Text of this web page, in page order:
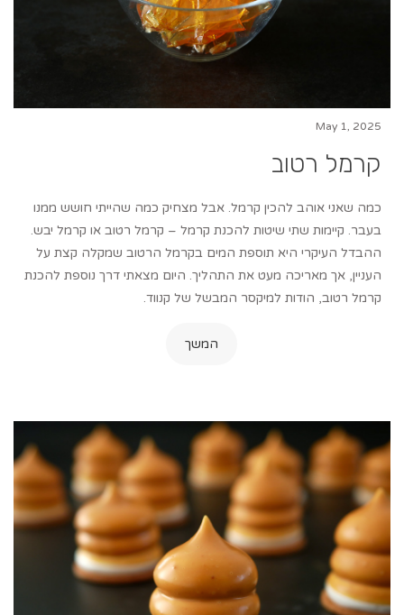
May 1, 2025
קרמל רטוב
כמה שאני אוהב להכין קרמל. אבל מצחיק כמה שהייתי חושש ממנו
בעבר. קיימות שתי שיטות להכנת קרמל – קרמל רטוב או קרמל יבש.
ההבדל העיקרי היא תוספת המים בקרמל הרטוב שמקלה קצת על
העניין, אך מאריכה מעט את התהליך. היום מצאתי דרך נוספת להכנת
קרמל רטוב, הודות למיקסר המבשל של קנווד.
המשך